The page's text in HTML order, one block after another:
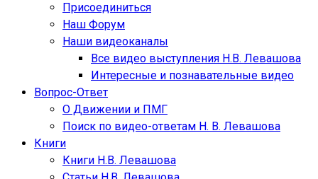
Присоединиться
Наш Форум
Наши видеоканалы
Все видео выступления Н.В. Левашова
Интересные и познавательные видео
Вопрос-Ответ
О Движении и ПМГ
Поиск по видео-ответам Н. В. Левашова
Книги
Книги Н.В. Левашова